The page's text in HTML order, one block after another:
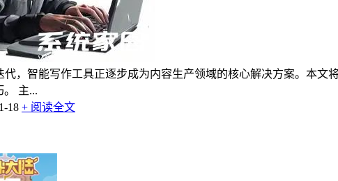
，智能写作工具正逐步成为内容生产领域的核心解决方案。本文
。 主...
18 + 阅读全文